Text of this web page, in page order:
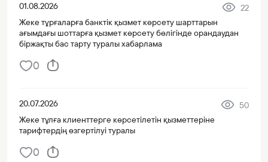
01.08.2026
22
Жеке тұрғаларға банктік қызмет көрсету шарттарын
ағымдағы шоттарға қызмет көрсету бөлігінде орандаудан
біржақты бас тарту туралы хабарлама
0
20.07.2026
50
Жеке тұлға клиенттерге көрсетілетін қызметтеріне
тарифтердің өзгертілуі туралы
0